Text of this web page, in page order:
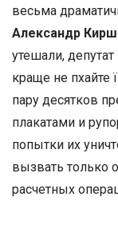
весьма
Александр Кирш
утешали, депутат
краще не пхайте
пару десятков
плакатами и
попытки их
вызвать только
расчетных